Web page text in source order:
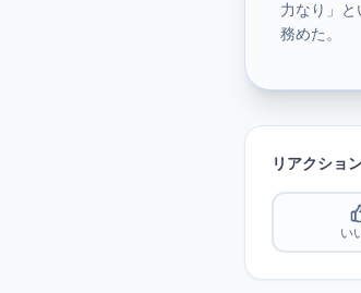
力なり」
務めた。
リアクショ
い